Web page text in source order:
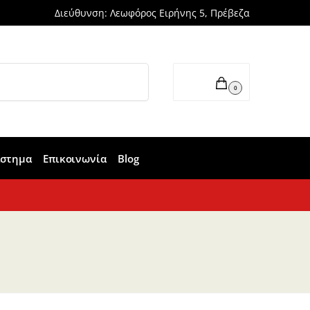
Διεύθυνση: Λεωφόρος Ειρήνης 5, Πρέβεζα
0
Επικοινωνία Blog